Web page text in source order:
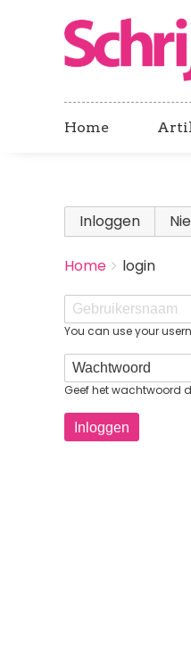
Home
Primary
tabs
Inloggen
BREADCRUMBS
You
here:
Home
login
Gebruikersnaam
You can use your
Wachtwoord
Geef het wachtwoord